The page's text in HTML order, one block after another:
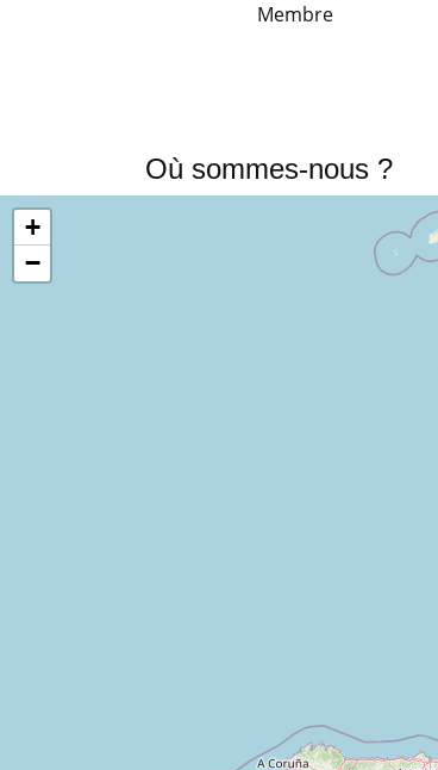
Membre
Où sommes-nous ?
+
−